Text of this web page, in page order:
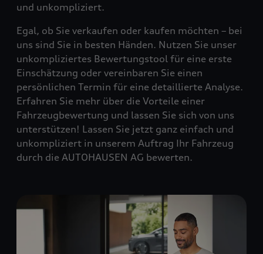
und unkompliziert.
Egal, ob Sie verkaufen oder kaufen möchten – bei
uns sind Sie in besten Händen. Nutzen Sie unser
unkompliziertes Bewertungstool für eine erste
Einschätzung oder vereinbaren Sie einen
persönlichen Termin für eine detaillierte Analyse.
Erfahren Sie mehr über die Vorteile einer
Fahrzeugbewertung und lassen Sie sich von uns
unterstützen! Lassen Sie jetzt ganz einfach und
unkompliziert in unserem Auftrag Ihr Fahrzeug
durch die AUTOHAUSEN AG bewerten.